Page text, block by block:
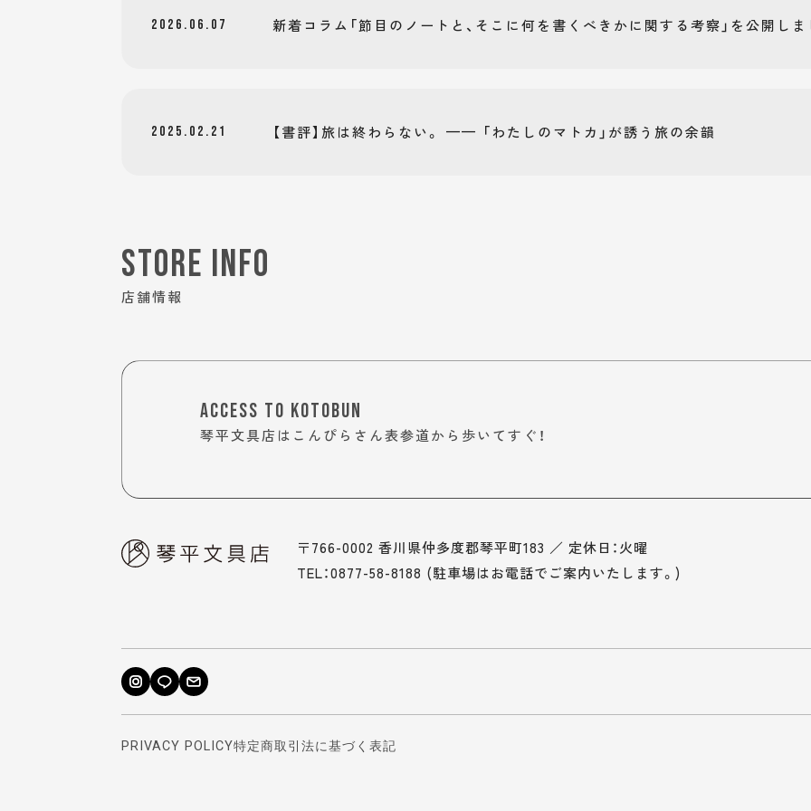
2026.06.07 新着コラム「節目のノートと、そこに何を書くべきかに関する考察」を公開しま
2025.02.21 【書評】旅は終わらない。 —— 「わたしのマトカ」が誘う旅の余韻
STORE INFO
店舗情報
ACCESS TO KOTOBUN
琴平文具店はこんぴらさん表参道から歩いてすぐ！
〒766-0002 香川県仲多度郡琴平町183 ／ 定休日：火曜
TEL：0877-58-8188 (駐車場はお電話でご案内いたします。)
PRIVACY POLICY特定商取引法に基づく表記